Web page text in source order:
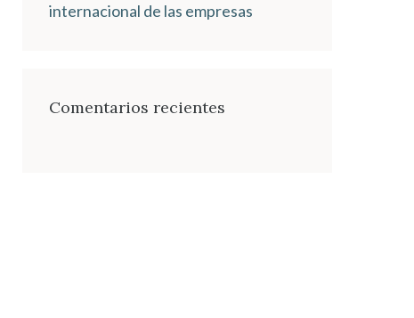
internacional de las empresas
Comentarios recientes